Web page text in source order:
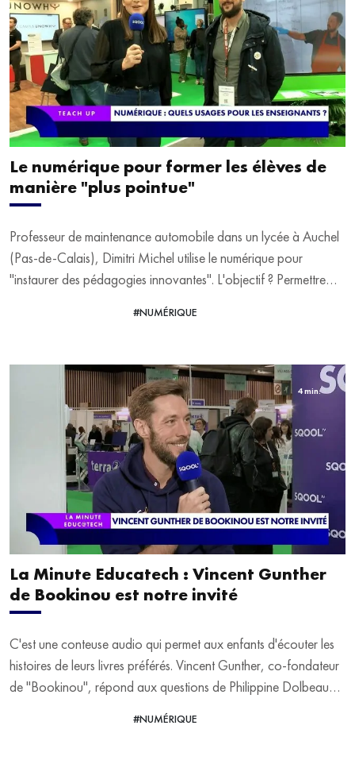
Le numérique pour former les élèves de
manière "plus pointue"
Professeur de maintenance automobile dans un lycée à Auchel
(Pas-de-Calais), Dimitri Michel utilise le numérique pour
"instaurer des pédagogies innovantes". L'objectif ? Permettre
aux questions d'Alix Nguyen sur le Salon Educatech Expo à
#NUMÉRIQUE
4 min.
La Minute Educatech : Vincent Gunther
de Bookinou est notre invité
C'est une conteuse audio qui permet aux enfants d'écouter les
histoires de leurs livres préférés. Vincent Gunther, co-fondateur
de "Bookinou", répond aux questions de Philippine Dolbeau
#NUMÉRIQUE